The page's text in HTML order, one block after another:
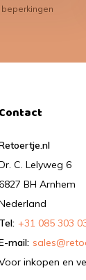
Contact
C. Lelyweg 6
BH Arnhem
Tel: +31 085 303
mail:
inkopen en